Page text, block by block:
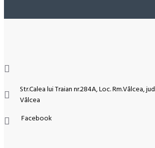
Str.Calea lui Traian nr.284A, Loc. Rm.Vâlcea, jud
Vâlcea
Facebook